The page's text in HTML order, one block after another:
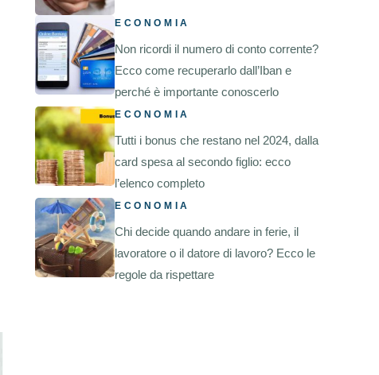
ECONOMIA
Non ricordi il numero di conto corrente?
Ecco come recuperarlo dall’Iban e
perché è importante conoscerlo
ECONOMIA
Tutti i bonus che restano nel 2024, dalla
card spesa al secondo figlio: ecco
l’elenco completo
ECONOMIA
Chi decide quando andare in ferie, il
lavoratore o il datore di lavoro? Ecco le
regole da rispettare